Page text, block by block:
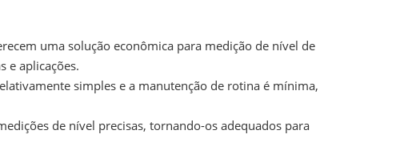
uma solução econômica para medição de nível de
e aplicações.
simples e a manutenção de rotina é mínima,
de nível precisas, tornando-os adequados para